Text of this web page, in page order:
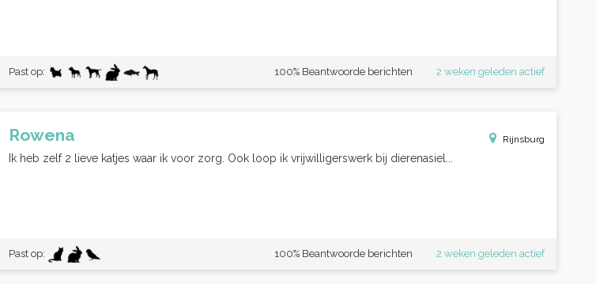
Past op: 2 weken geleden actief
100% Beantwoorde berichten
Rowena Rijnsburg
Ik heb zelf 2 lieve katjes waar ik voor zorg. Ook loop ik vrijwilligerswerk bij dierenasiel...
Past op: 2 weken geleden actief
100% Beantwoorde berichten